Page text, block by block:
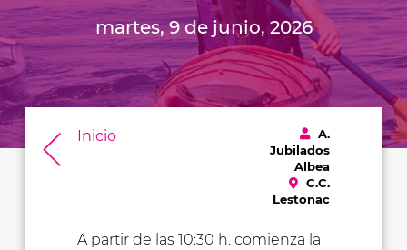
martes, 9 de junio, 2026
Inicio
A.
Jubilados
Albea
C.C.
Lestonac
A partir de las 10:30 h. comienza la